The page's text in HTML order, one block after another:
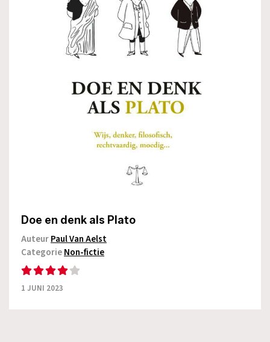
Doe en denk als Plato
AuteurPaul Van Aelst
CategorieNon-fictie
1 JUNI 2023